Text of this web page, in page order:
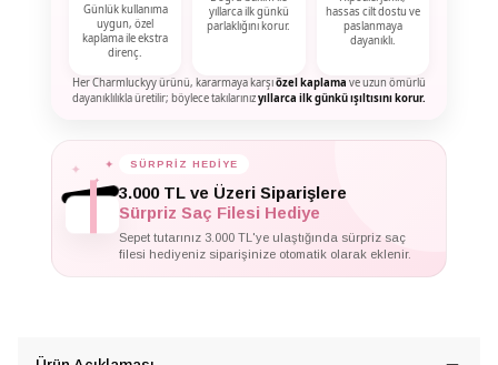
Günlük kullanıma
uygun, özel
kaplama ile ekstra
direnç.
yıllarca ilk günkü
parlaklığını korur.
hassas cilt dostu ve
paslanmaya
dayanıklı.
Her Charmluckyy ürünü, kararmaya karşıözel kaplama ve uzun ömürlü
dayanıklılıkla üretilir; böylece takılarınızyıllarca ilk günkü ışıltısını korur.
✦ SÜRPRİZ HEDİYE
3.000 TL ve Üzeri Siparişlere
Sürpriz Saç Filesi Hediye
Sepet tutarınız 3.000 TL'ye ulaştığında sürpriz saç
filesi hediyeniz siparişinize otomatik olarak eklenir.